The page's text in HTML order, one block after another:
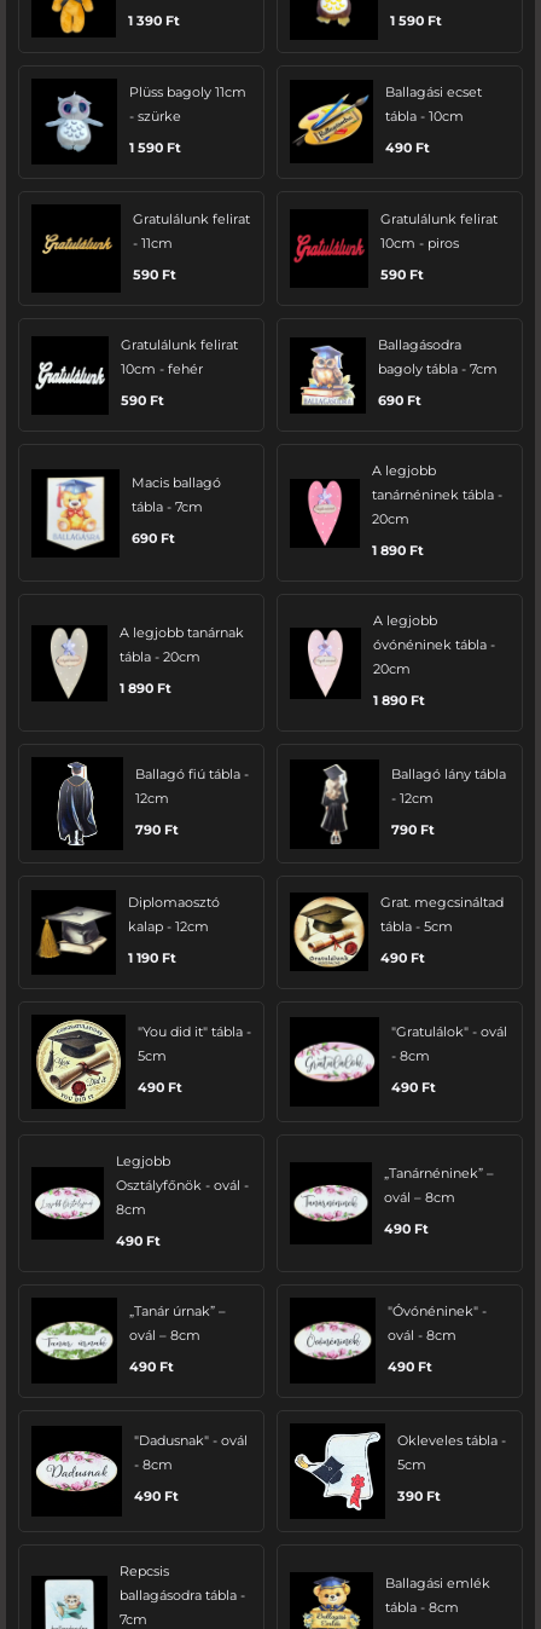
1 390 Ft
1 590 Ft
Plüss bagoly 11cm
- szürke
1 590 Ft
Ballagási ecset
tábla - 10cm
490 Ft
Gratulálunk felirat
- 11cm
590 Ft
Gratulálunk felirat
10cm - piros
590 Ft
Gratulálunk felirat
10cm - fehér
590 Ft
Ballagásodra
bagoly tábla - 7cm
690 Ft
Macis ballagó
tábla - 7cm
690 Ft
A legjobb
tanárnéninek tábla -
20cm
1 890 Ft
A legjobb tanárnak
tábla - 20cm
1 890 Ft
A legjobb
óvónéninek tábla -
20cm
1 890 Ft
Ballagó fiú tábla -
12cm
790 Ft
Ballagó lány tábla
- 12cm
790 Ft
Diplomaosztó
kalap - 12cm
1 190 Ft
Grat. megcsináltad
tábla - 5cm
490 Ft
"You did it" tábla -
5cm
490 Ft
"Gratulálok" - ovál
- 8cm
490 Ft
Legjobb
Osztályfőnök - ovál -
8cm
490 Ft
„Tanárnéninek” –
ovál – 8cm
490 Ft
„Tanár úrnak” –
ovál – 8cm
490 Ft
"Óvónéninek" -
ovál - 8cm
490 Ft
"Dadusnak" - ovál
- 8cm
490 Ft
Okleveles tábla -
5cm
390 Ft
Repcsis
ballagásodra tábla -
7cm
Ballagási emlék
tábla - 8cm